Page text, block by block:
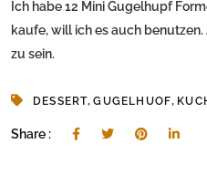
Ich habe 12 Mini Gugelhupf
kaufe, will ich es auch
zu sein.
DESSERT,GUGELHUOF,
Share :